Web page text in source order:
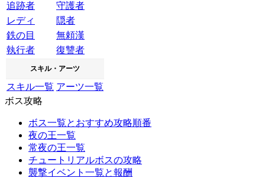
追跡者
守護者
レディ
隠者
鉄の目
無頼漢
執行者
復讐者
スキル・アーツ
スキル一覧 アーツ一覧
ボス攻略
ボス一覧とおすすめ攻略順番
夜の王一覧
常夜の王一覧
チュートリアルボスの攻略
襲撃イベント一覧と報酬